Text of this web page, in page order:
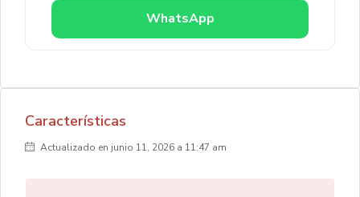
WhatsApp
Características
Actualizado en junio 11, 2026 a 11:47 am